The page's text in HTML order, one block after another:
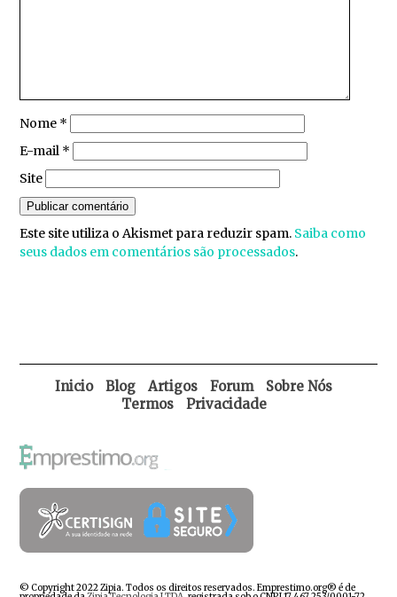
Nome *
E-mail *
Site
Este site utiliza o Akismet para reduzir spam. Saiba como
seus dados em comentários são processados.
Inicio Blog Artigos Forum
Sobre Nós
Termos
Privacidade
© Copyright 2022 Zipia. Todos os direitos reservados. Emprestimo.org® é de